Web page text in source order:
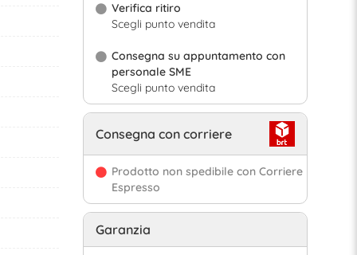
Verifica ritiro
Scegli punto vendita
Consegna su appuntamento con
personale SME
Scegli punto vendita
Consegna con corriere
Prodotto non spedibile con Corriere
Espresso
Garanzia